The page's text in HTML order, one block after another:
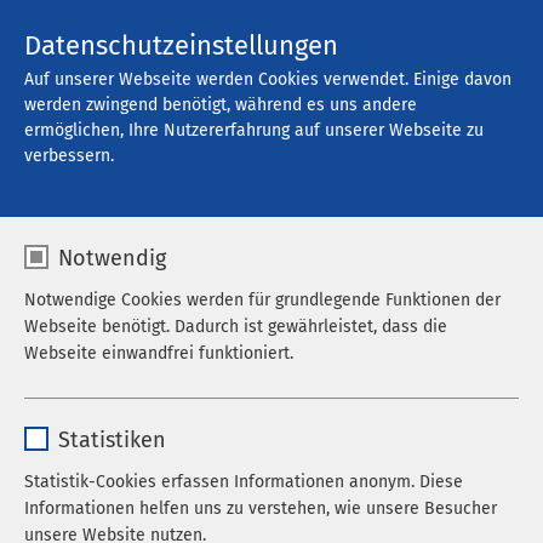
Offene Stellen
Filter
Alle Regionen
Alle Berufskategorien
10 pro Seite
Datenschutzeinstellungen
Auf unserer Webseite werden Cookies verwendet. Einige davon
werden zwingend benötigt, während es uns andere
ermöglichen, Ihre Nutzererfahrung auf unserer Webseite zu
verbessern.
Notwendig
Notwendige Cookies werden für grundlegende Funktionen der
Webseite benötigt. Dadurch ist gewährleistet, dass die
Webseite einwandfrei funktioniert.
Laufzeit 278 Tage
Statistiken
Statistik-Cookies erfassen Informationen anonym. Diese
Informationen helfen uns zu verstehen, wie unsere Besucher
unsere Website nutzen.